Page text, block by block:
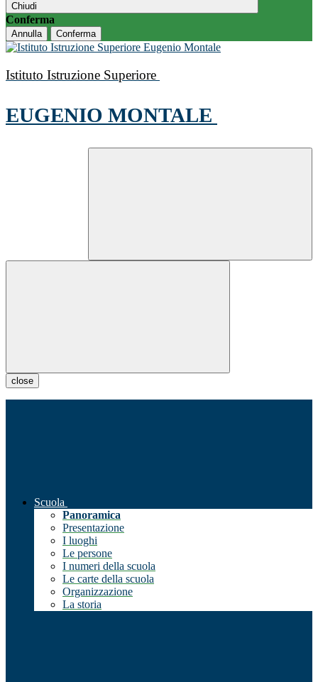
Chiudi
Conferma
Annulla Conferma
Istituto Istruzione Superiore
EUGENIO MONTALE
close
Scuola
Panoramica
Presentazione
I luoghi
Le persone
I numeri della scuola
Le carte della scuola
Organizzazione
La storia